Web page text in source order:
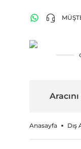
Anasayfa Dış